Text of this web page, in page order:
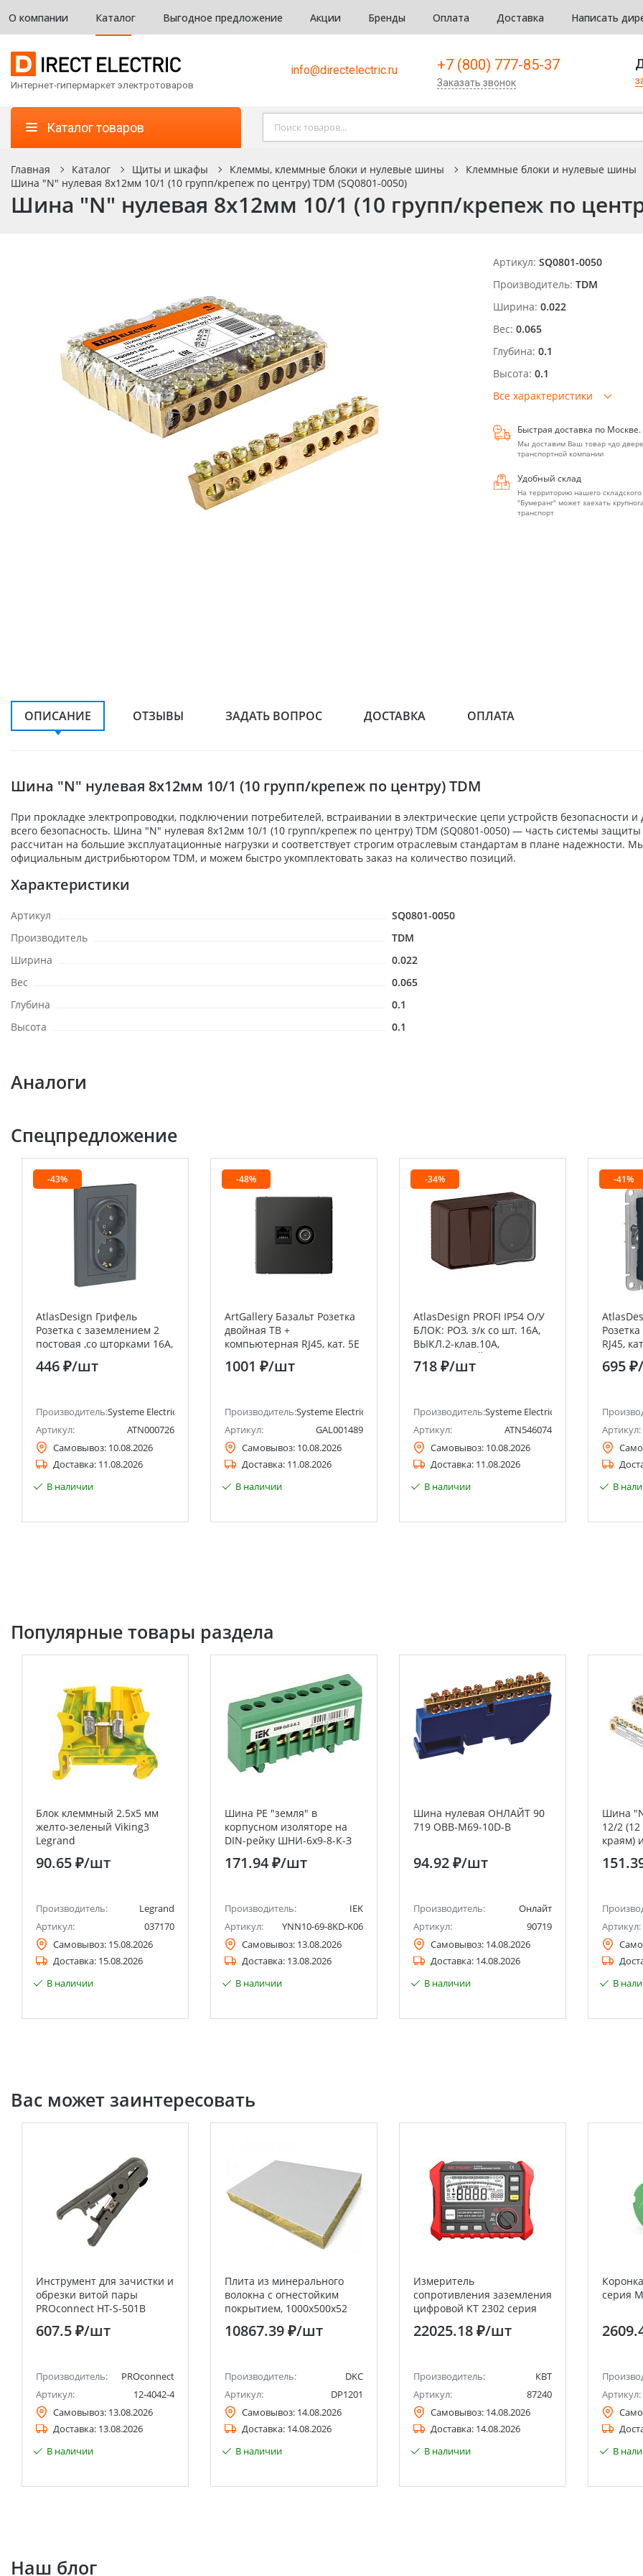
О компании Каталог Выгодное предложение Акции Бренды Оплата Доставка Написать
Интернет-гипермаркет электротоваров
info@directelectric.ru +7 (800) 777-85-37
Заказать звонок
Каталог товаров
Главная Каталог Щиты и шкафы Клеммы, клеммные блоки и нулевые шины
Клеммные блоки и нулевые шины
Шина "N" нулевая 8х12мм 10/1 (10 групп/крепеж по центру) TDM (SQ0801-0050)
Шина "N" нулевая 8х12мм 10/1 (10 групп/крепеж по
Артикул: SQ0801-0050
Производитель: TDM
Ширина: 0.022
Вес: 0.065
Глубина: 0.1
Высота: 0.1
Все характеристики
Быстрая доставка по Москве.
Мы доставим Ваш товар «до
транспортной компании
Удобный склад
На территорию нашего
"Бумеранг" может заехать
транспорт
ОПИСАНИЕ ОТЗЫВЫ ЗАДАТЬ ВОПРОС ДОСТАВКА ОПЛАТА
Шина "N" нулевая 8х12мм 10/1 (10 групп/крепеж по центру) TDM
При прокладке электропроводки, подключении потребителей, встраивании в электрические цепи устройств
всего безопасность. Шина "N" нулевая 8х12мм 10/1 (10 групп/крепеж по центру) TDM (SQ0801-0050) — часть системы
рассчитан на большие эксплуатационные нагрузки и соответствует строгим отраслевым стандартам в плане надежности.
официальным дистрибьютором TDM, и можем быстро укомплектовать заказ на количество позиций.
Характеристики
Артикул
SQ0801-0050
Производитель
TDM
Ширина
0.022
Вес
0.065
Глубина
0.1
Высота
0.1
Аналоги
Спецпредложение
-43%
AtlasDesign Грифель
Розетка с заземлением 2
постовая ,со шторками 16А,
(в сборе с рамкой) Systeme
Electric (Schneider Electric)
446 ₽/шт
Производитель:Systeme Electric (ранее Schneider Electric)
Артикул:
ATN000726
Самовывоз: 10.08.2026
Доставка: 11.08.2026
В наличии
-48%
ArtGallery Базальт Розетка
двойная ТВ +
компьютерная RJ45, кат. 5Е
Systeme Electric (Schneider
Electric)
1001 ₽/шт
Производитель:Systeme Electric (ранее Schneider Electric)
Артикул:
GAL001489
Самовывоз: 10.08.2026
Доставка: 11.08.2026
В наличии
-34%
AtlasDesign PROFI IP54 О/У
БЛОК: РОЗ. з/к со шт. 16А,
ВЫКЛ.2-клав.10А,
КОРИЧНЕВЫЙ Systeme
Electric (Schneider Electric)
718 ₽/шт
Производитель:Systeme Electric (ранее Schneider
Артикул:
ATN546074
Самовывоз: 10.08.2026
Доставка: 11.08.2026
В наличии
-41%
RJ45,
695 ₽
Артикул:
В
Популярные товары раздела
Блок клеммный 2.5х5 мм
желто-зеленый Viking3
Legrand
90.65 ₽/шт
Производитель:
Legrand
Артикул:
037170
Самовывоз: 15.08.2026
Доставка: 15.08.2026
В наличии
Шина PE "земля" в
корпусном изоляторе на
DIN-рейку ШНИ-6х9-8-К-З
171.94 ₽/шт
Производитель:
IEK
Артикул:
YNN10-69-8KD-K06
Самовывоз: 13.08.2026
Доставка: 13.08.2026
В наличии
Шина нулевая ОНЛАЙТ 90
719 OBB-M69-10D-B
94.92 ₽/шт
Производитель:
Онлайт
Артикул:
90719
Самовывоз: 14.08.2026
Доставка: 14.08.2026
В наличии
Шина
12/2
краям)
Артикул:
В
Вас может заинтересовать
Инструмент для зачистки и
обрезки витой пары
PROconnect HT-S-501B
607.5 ₽/шт
Производитель:
PROconnect
Артикул:
12-4042-4
Самовывоз: 13.08.2026
Доставка: 13.08.2026
В наличии
Плита из минерального
волокна с огнестойким
покрытием, 1000х500х52
10867.39 ₽/шт
Производитель:
DKC
Артикул:
DP1201
Самовывоз: 14.08.2026
Доставка: 14.08.2026
В наличии
Измеритель
сопротивления заземления
цифровой KT 2302 серия
22025.18 ₽/шт
Производитель:
КВТ
Артикул:
87240
Самовывоз: 14.08.2026
Доставка: 14.08.2026
В наличии
серия
Артикул:
В
Наш блог